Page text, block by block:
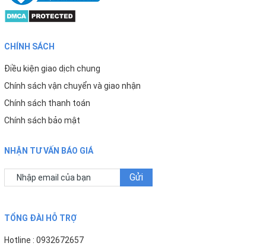
nước Karofi. Nếu quý khách có nhu cầu mua máy hoặc tìm
hiểu thêm vềlinh kiện Van Áp Cao 24V Máy Lọc Nước
Karofinày, xin quý khách liên hệ:
CHÍNH SÁCH
Điều kiện giao dịch chung
Chính sách vận chuyển và giao nhận
Chính sách thanh toán
Chính sách bảo mật
NHẬN TƯ VẤN BÁO GIÁ
Gửi
TỔNG ĐÀI HỖ TRỢ
Hotline : 0932672657